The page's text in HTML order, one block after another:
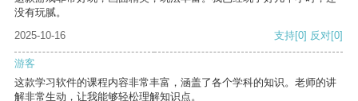
没有玩腻。
2025-10-16
支持[0] 反对[0]
游客
这款学习软件的课程内容非常丰富，涵盖了各个学科的知识。老师的讲
解非常生动，让我能够轻松理解知识点。